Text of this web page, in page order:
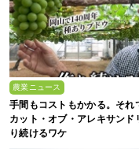
農業ニュース
手間もコストもかかる。それ
カット・オブ・アレキサンド
り続けるワケ